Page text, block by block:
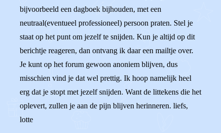
bijvoorbeeld een dagboek bijhouden, met een
neutraal(eventueel professioneel) persoon praten. Stel je
staat op het punt om jezelf te snijden. Kun je altijd op dit
berichtje reageren, dan ontvang ik daar een mailtje over.
Je kunt op het forum gewoon anoniem blijven, dus
misschien vind je dat wel prettig. Ik hoop namelijk heel
erg dat je stopt met jezelf snijden. Want de littekens die het
oplevert, zullen je aan de pijn blijven herinneren. liefs,
lotte